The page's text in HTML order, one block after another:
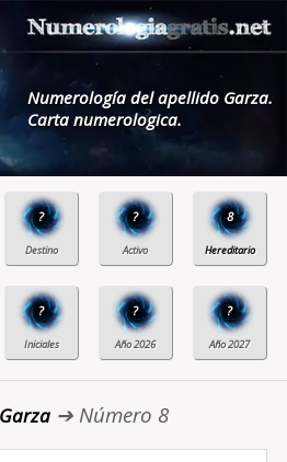
Numerología del apellido Garza.
Carta numerologica.
? ? 8
? ? ?
➔ Número 8